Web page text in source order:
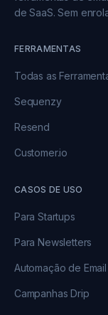
de SaaS. Sem
FERRAMENTAS
Todas as
Sequenzy
Resend
Customer.io
CASOS DE USO
Para Startups
Para Newsletters
Automação de Email
Campanhas Drip